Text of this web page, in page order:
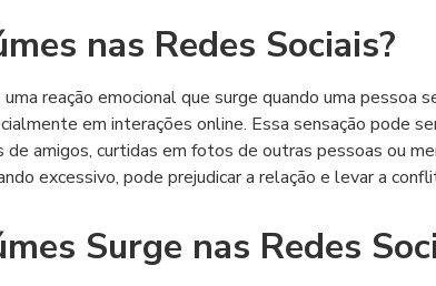
nas Redes Sociais?
reação emocional que surge quando uma pessoa
em interações online. Essa sensação pode
de amigos, curtidas em fotos de outras pessoas ou
excessivo, pode prejudicar a relação e levar a
Surge nas Redes